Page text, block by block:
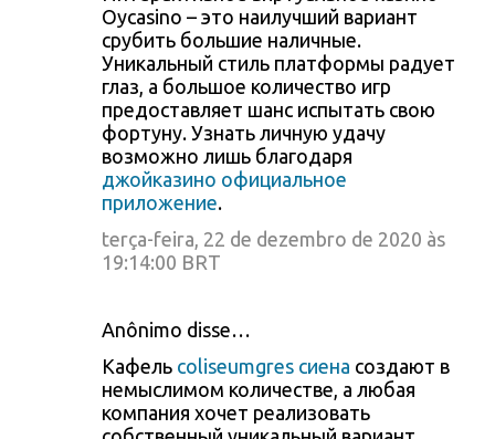
Oycasino – это наилучший вариант
срубить большие наличные.
Уникальный стиль платформы радует
глаз, а большое количество игр
предоставляет шанс испытать свою
фортуну. Узнать личную удачу
возможно лишь благодаря
джойказино официальное
приложение.
terça-feira, 22 de dezembro de 2020 às
19:14:00 BRT
Anônimo disse…
Кафель coliseumgres сиена создают в
немыслимом количестве, а любая
компания хочет реализовать